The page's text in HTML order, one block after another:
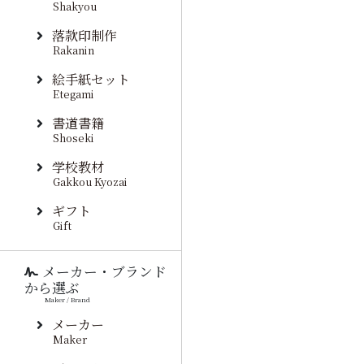
Shakyou
落款印制作
Rakanin
絵手紙セット
Etegami
書道書籍
Shoseki
学校教材
Gakkou Kyozai
ギフト
Gift
メーカー・ブランド
から選ぶ
Maker / Brand
メーカー
Maker